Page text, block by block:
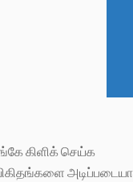
கிளிக் செய்க